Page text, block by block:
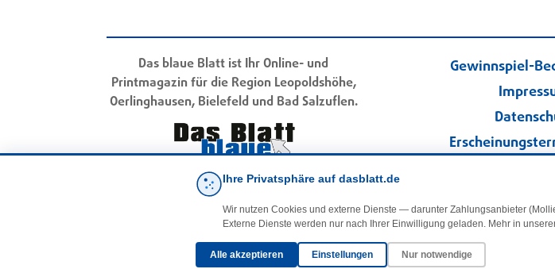
Das blaue Blatt ist Ihr Online- und
Printmagazin für die Region Leopoldshöhe,
Oerlinghausen, Bielefeld und Bad Salzuflen.
Gewinnspiel-
·Cookie-
Ihre Privatsphäre auf dasblatt.de
Wir nutzen Cookies und externe Dienste — darunter Zahlungsanbieter
Externe Dienste werden nur nach Ihrer Einwilligung geladen. Mehr in
Alle akzeptieren Einstellungen Nur notwendige